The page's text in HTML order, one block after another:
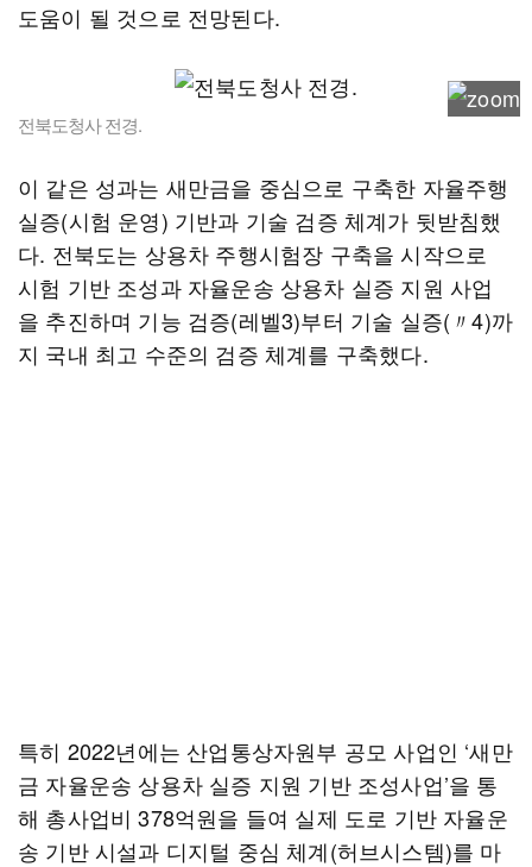
도움이 될 것으로 전망된다.
전북도청사 전경.
이 같은 성과는 새만금을 중심으로 구축한 자율주행
실증(시험 운영) 기반과 기술 검증 체계가 뒷받침했
다. 전북도는 상용차 주행시험장 구축을 시작으로
시험 기반 조성과 자율운송 상용차 실증 지원 사업
을 추진하며 기능 검증(레벨3)부터 기술 실증(〃4)까
지 국내 최고 수준의 검증 체계를 구축했다.
특히 2022년에는 산업통상자원부 공모 사업인 ‘새만
금 자율운송 상용차 실증 지원 기반 조성사업’을 통
해 총사업비 378억원을 들여 실제 도로 기반 자율운
송 기반 시설과 디지털 중심 체계(허브시스템)를 마